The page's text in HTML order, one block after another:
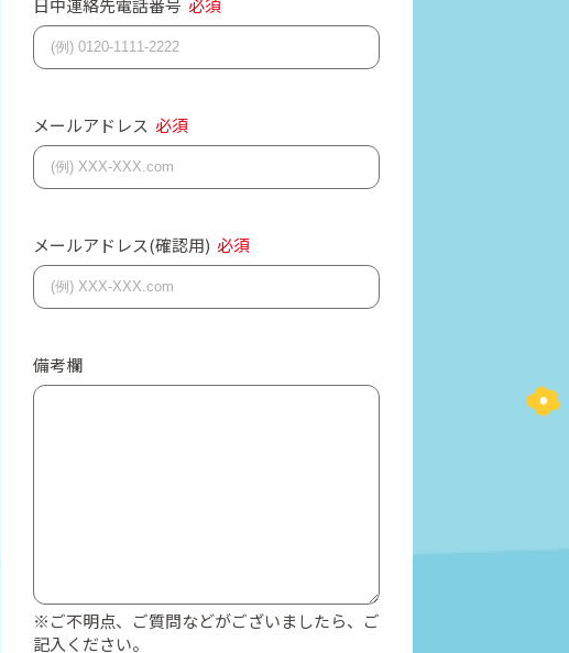
日中連絡先電話番号 必須
メールアドレス 必須
メールアドレス(確認用) 必須
備考欄
※ご不明点、ご質問などがございましたら、ご
記入ください。